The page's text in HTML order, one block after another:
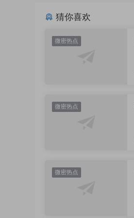
猜你喜欢
微密热点
微密热点
微密热点